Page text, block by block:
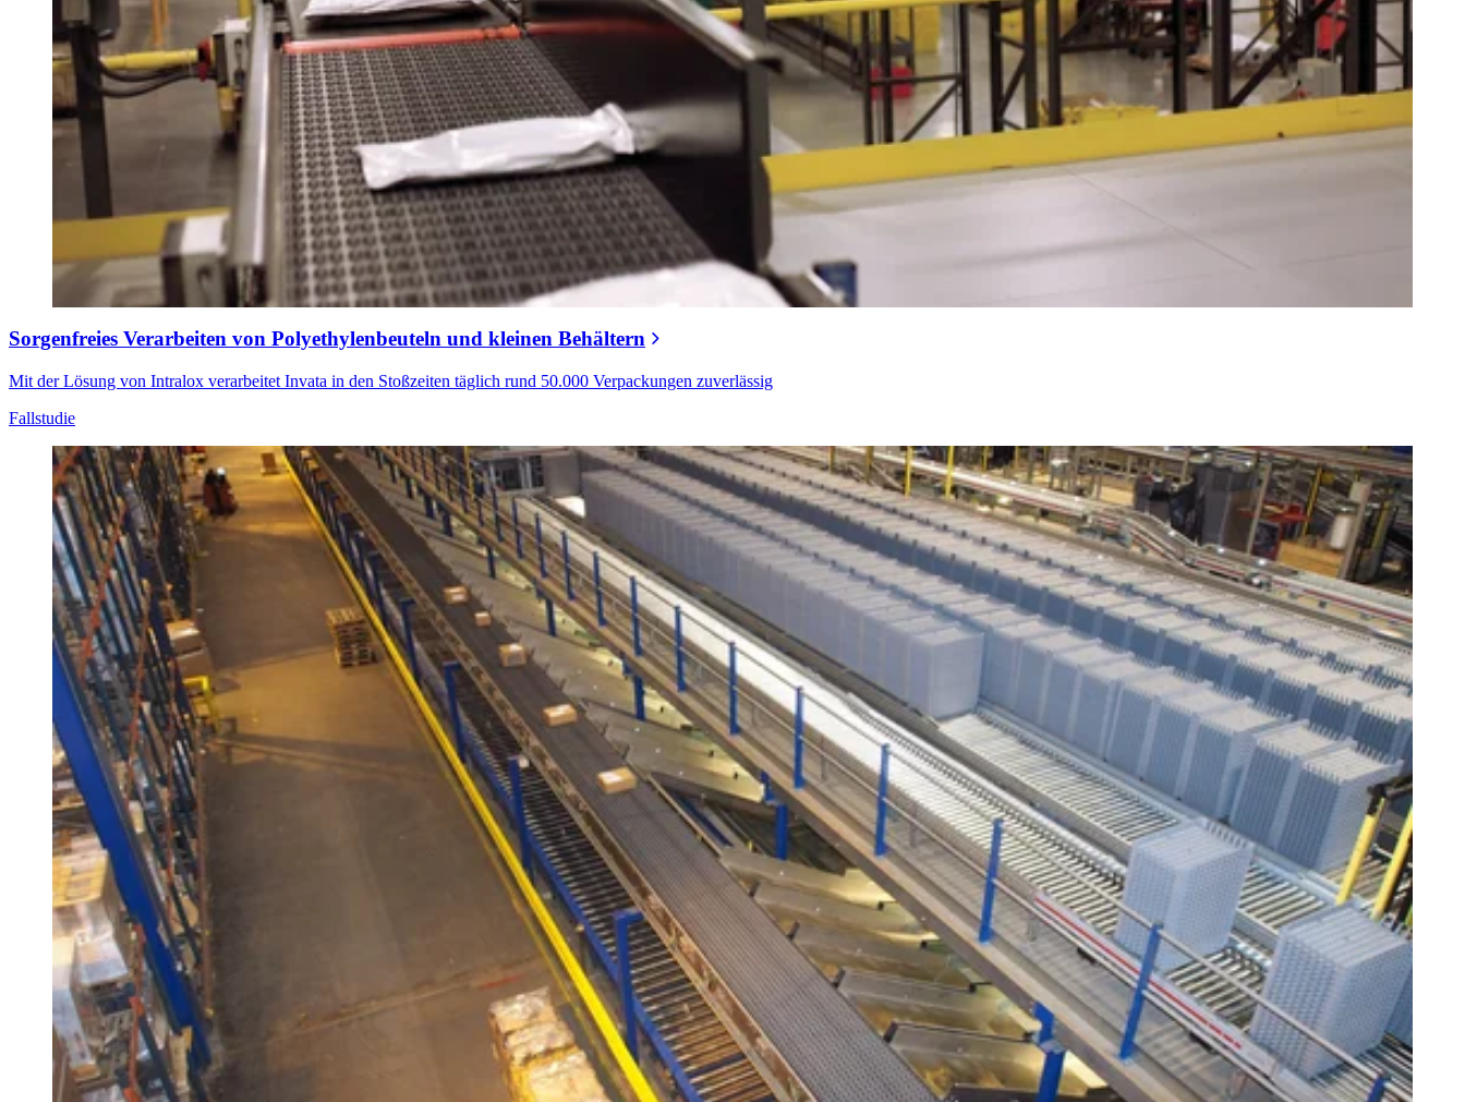
Sorgenfreies Verarbeiten von Polyethylenbeuteln und kleinen Behältern
Mit der Lösung von Intralox verarbeitet Invata in den Stoßzeiten täglich rund 50.000 Verpackungen zuverlässig
Fallstudie